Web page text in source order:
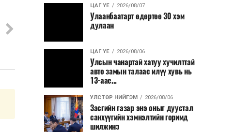
ЦАГ ҮЕ 2026/08/07
Улаанбаатарт өдөртөө 30 хэм
дулаан
ЦАГ ҮЕ 2026/08/06
Улсын чанартай хатуу хучилттай
авто замын талаас илүү хувь нь
13-аас...
УЛСТӨР НИЙГЭМ 2026/08/06
Засгийн газар энэ оныг дуустал
санхүүгийн хэмнэлтийн горимд
шилжинэ